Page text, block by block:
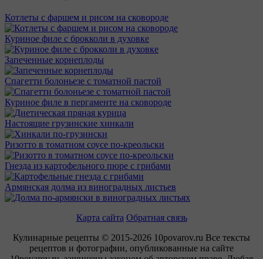
Котлеты с фаршем и рисом на сковороде
Куриное филе с брокколи в духовке
Запеченные корнеплоды
Спагетти болоньезе с томатной пастой
Куриное филе в пергаменте на сковороде
Настоящие грузинские хинкали
Ризотто в томатном соусе по-креольски
Гнезда из картофельного пюре с грибами
Армянская долма из виноградных листьев
Карта сайта Обратная связь
Кулинарные рецепты © 2015-2026 10povarov.ru Все тексты
рецептов и фотографии, опубликованные на сайте